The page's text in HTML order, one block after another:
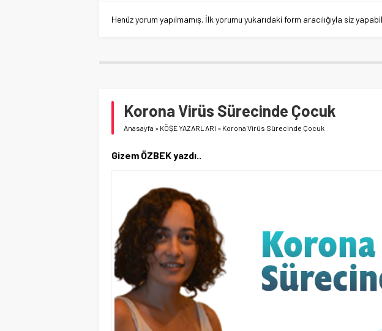
Henüz yorum yapılmamış. İlk yorumu yukarıdaki form aracılığıyla siz
Korona Virüs Sürecinde Çocuk
Anasayfa » KÖŞE YAZARLARI » Korona Virüs Sürecinde Çocuk
Gizem ÖZBEK yazdı..